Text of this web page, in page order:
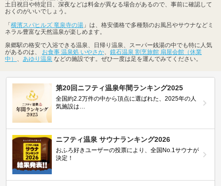
土日祝日や特定日、深夜などは料金が異なる場合があるので、事前に確認して
おくのがいいでしょう。
「 横濱スパヒルズ 竜泉寺の湯 」は、格安価格で多種類のお風呂やサウナなどミ
ネラル豊富な天然温泉が楽しめます。
泉郷駅の格安で入浴できる温泉、日帰り温泉、スーパー銭湯の中でも特に人気
があるのは、 お食事 温泉処 いやさか、 鏡石温泉 割烹旅館 扇屋会館（休業
中） 、 あゆり温泉 などの施設です。ぜひ一度は足を運んでみてください。
第20回ニフティ温泉年間ランキング2025
全国約2.2万件の中から頂点に選ばれた、2025年の人
気施設は…
ニフティ温泉 サウナランキング2026
おふろ好きユーザーの投票により、全国No.1サウナが
決定！